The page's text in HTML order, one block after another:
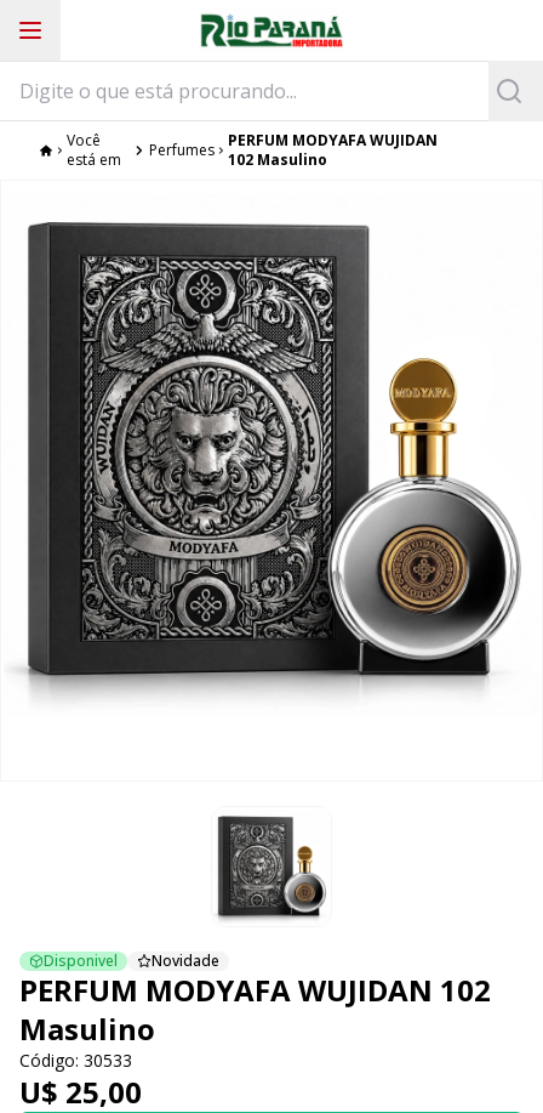
Você
está em
Perfumes
PERFUM MODYAFA WUJIDAN
102 Masulino
Disponivel Novidade
PERFUM MODYAFA WUJIDAN 102
Masulino
Código: 30533
U$ 25,00